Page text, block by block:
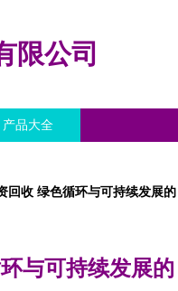
限公司
产品大全
回收 绿色循环与可持续发展的
与可持续发展的